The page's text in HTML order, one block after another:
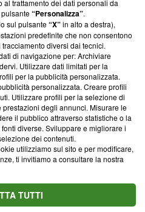
Via Carlo Frasca, 3 - 6900
trattamento dei dati personali da
“Personalizza”.
sul pulsante“X”in alto a destra),
predefinite che non consentono
diversi dai tecnici.
di navigazione per: Archiviare
Utilizzare dati limitati per la
per la pubblicità personalizzata.
personalizzata. Creare profili
Utilizzare profili per la selezione di
degli annunci. Misurare le
il pubblico attraverso statistiche o la
diverse. Sviluppare e migliorare i
dei contenuti.
utilizziamo sul sito e per modificare,
ti invitiamo a consultare la nostra
TUTTI